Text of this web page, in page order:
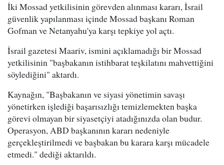
İki Mossad yetkilisinin görevden alınması kararı, İsrail
güvenlik yapılanması içinde Mossad başkanı Roman
Gofman ve Netanyahu'ya karşı tepkiye yol açtı.
İsrail gazetesi Maariv, ismini açıklamadığı bir Mossad
yetkilisinin "başbakanın istihbarat teşkilatını mahvettiğini
söylediğini" aktardı.
Kaynağın, "Başbakanın ve siyasi yönetimin savaşı
yönetirken işlediği başarısızlığı temizlemekten başka
görevi olmayan bir siyasetçiyi atadığınızda olan budur.
Operasyon, ABD başkanının kararı nedeniyle
gerçekleştirilmedi ve başbakan bu karara karşı mücadele
etmedi." dediği aktarıldı.